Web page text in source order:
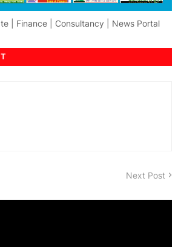
| Finance | Consultancy | News Portal
Next Post